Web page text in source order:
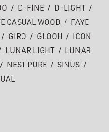
/ D-FINE / D-LIGHT
/
CASUAL WOOD /
FAYE
/ GIRO / GLOOH /
ICON
LUNAR LIGHT /
LUNAR
/ NEST PURE / SINUS /